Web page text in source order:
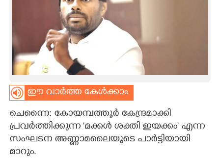
LITERATURE
ഈ വാർത്ത കേൾക്കാം
ചെന്നൈ: കോയമ്പത്തൂർ കേന്ദ്രമാക്കി
പ്രവർത്തിക്കുന്ന 'മക്കൾ ശക്തി ഇയക്കം" എന്ന
സംഘടന അണ്ണാമലൈയുടെ പാർട്ടിയായി
മാറും.